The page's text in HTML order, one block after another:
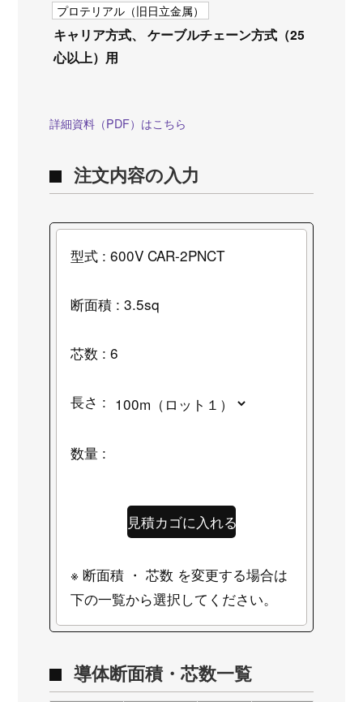
プロテリアル（旧日立金属）
キャリア方式、 ケーブルチェーン方式（25
心以上）用
詳細資料（PDF）はこちら
注文内容の入力
型式 : 600V CAR-2PNCT
断面積 : 3.5sq
芯数 : 6
長さ :
数量 :
※ 断面積 ・ 芯数 を変更する場合は
下の一覧から選択してください。
導体断面積・芯数一覧